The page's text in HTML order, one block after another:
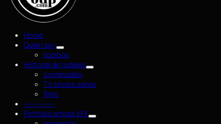
Home
Quien soy
toolbox
Historial de rodajes
comerciales
TV shows series
films
—————–
Portfolio artista VFX